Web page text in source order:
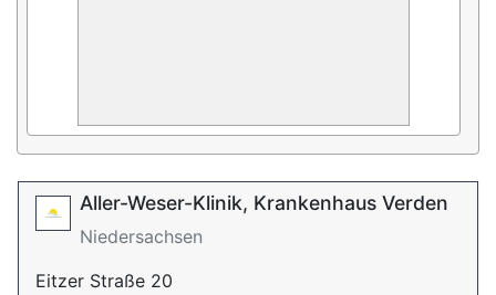
Aller-Weser-Klinik, Krankenhaus Verden
Niedersachsen
Eitzer Straße 20